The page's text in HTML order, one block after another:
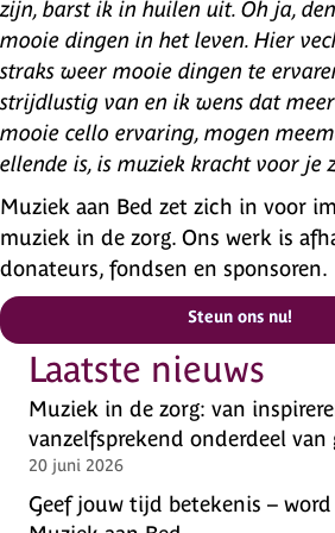
zijn, barst ik in huilen uit. Oh ja,
mooie dingen in het leven. Hier
straks weer mooie dingen te
strijdlustig van en ik wens dat
mooie cello ervaring, mogen
ellende is, is muziek kracht voor je
Muziek aan Bed zet zich in voor
muziek in de zorg. Ons werk is
donateurs, fondsen en sponsoren.
Steun ons nu!
Laatste nieuws
Muziek in de zorg: van
vanzelfsprekend onderdeel van
20 juni 2026
Geef jouw tijd betekenis –